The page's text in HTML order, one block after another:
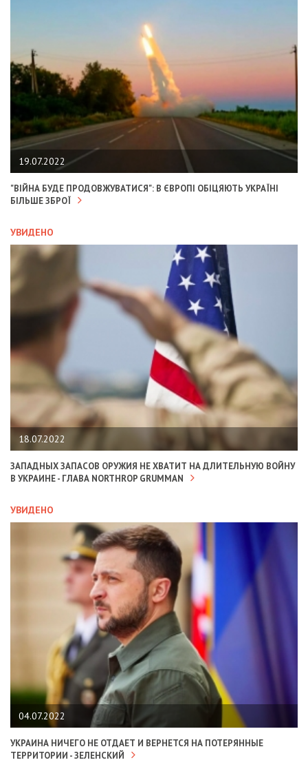
19.07.2022
"ВІЙНА БУДЕ ПРОДОВЖУВАТИСЯ": В ЄВРОПІ ОБІЦЯЮТЬ УКРАЇНІ
БІЛЬШЕ ЗБРОЇ
УВИДЕНО
18.07.2022
ЗАПАДНЫХ ЗАПАСОВ ОРУЖИЯ НЕ ХВАТИТ НА ДЛИТЕЛЬНУЮ ВОЙНУ
В УКРАИНЕ - ГЛАВА NORTHROP GRUMMAN
УВИДЕНО
04.07.2022
УКРАИНА НИЧЕГО НЕ ОТДАЕТ И ВЕРНЕТСЯ НА ПОТЕРЯННЫЕ
ТЕРРИТОРИИ - ЗЕЛЕНСКИЙ